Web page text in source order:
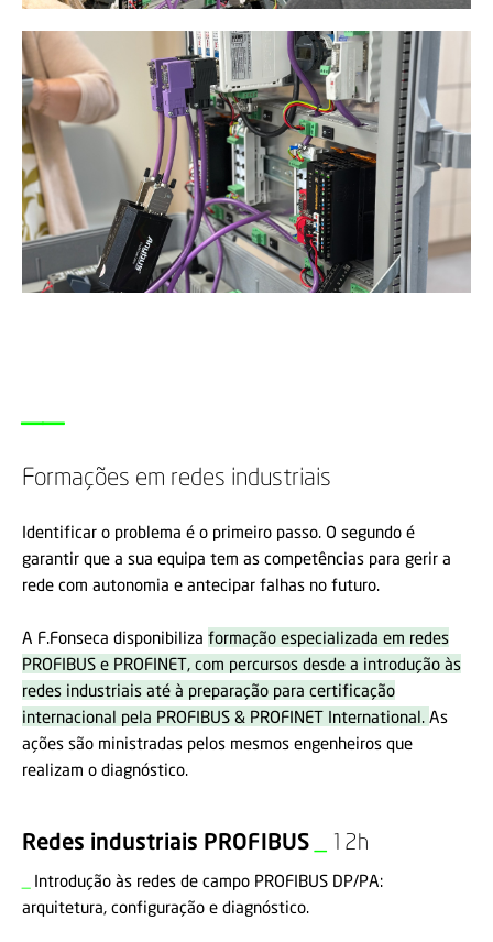
Formações em redes industriais
Identificar o problema é o primeiro passo. O segundo é
garantir que a sua equipa tem as competências para gerir a
rede com autonomia e antecipar falhas no futuro.
A F.Fonseca disponibiliza formação especializada em redes
PROFIBUS e PROFINET, com percursos desde a introdução às
redes industriais até à preparação para certificação
internacional pela PROFIBUS & PROFINET International. As
ações são ministradas pelos mesmos engenheiros que
realizam o diagnóstico.
Redes industriais PROFIBUS 12h
Introdução às redes de campo PROFIBUS DP/PA:
arquitetura, configuração e diagnóstico.